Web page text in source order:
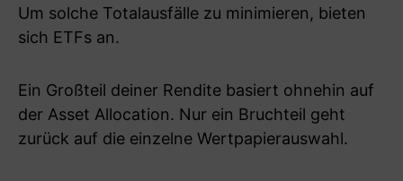
Um solche Totalausfälle zu minimieren, bieten
sich ETFs an.
Ein Großteil deiner Rendite basiert ohnehin auf
der Asset Allocation. Nur ein Bruchteil geht
zurück auf die einzelne Wertpapierauswahl.